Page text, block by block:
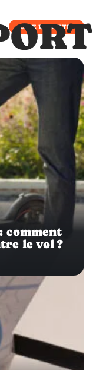
LIRE LA SUITE
comment
le vol ?